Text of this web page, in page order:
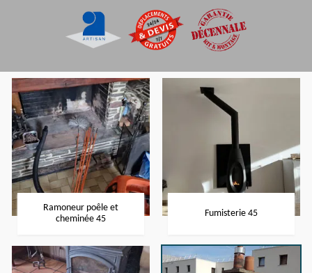
Ramoneur poêle et
cheminée 45
Fumisterie 45